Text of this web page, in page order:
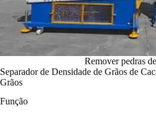
Remover pedras
Separador de Densidade de Grãos de
Grãos
Função